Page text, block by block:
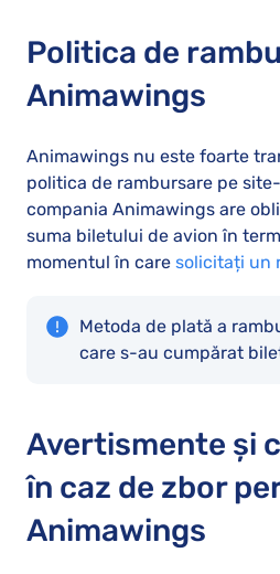
Politica de
Animawings
Animawings nu este foarte
politica de rambursare pe
compania Animawings are
suma biletului de avion în
momentul în care solicitați un
Metoda de plată a
care s-au cumpărat
Avertismente și
în caz de zbor
Animawings